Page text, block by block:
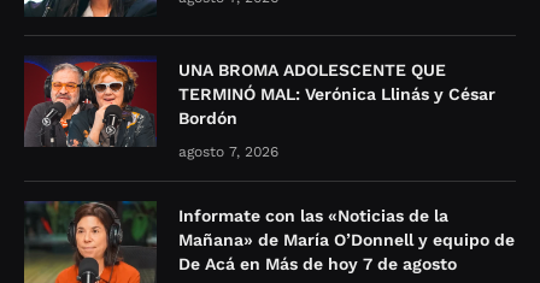
UNA BROMA ADOLESCENTE QUE
TERMINÓ MAL: Verónica Llinás y César
Bordón
agosto 7, 2026
Informate con las «Noticias de la
Mañana» de María O’Donnell y equipo de
De Acá en Más de hoy 7 de agosto